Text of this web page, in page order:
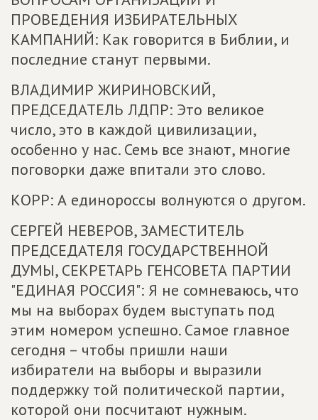
ПРОВЕДЕНИЯ ИЗБИРАТЕЛЬНЫХ
КАМПАНИЙ: Как говорится в Библии, и
последние станут первыми.
ВЛАДИМИР ЖИРИНОВСКИЙ,
ПРЕДСЕДАТЕЛЬ ЛДПР: Это великое
число, это в каждой цивилизации,
особенно у нас. Семь все знают, многие
поговорки даже впитали это слово.
КОРР: А единороссы волнуются о другом.
СЕРГЕЙ НЕВЕРОВ, ЗАМЕСТИТЕЛЬ
ПРЕДСЕДАТЕЛЯ ГОСУДАРСТВЕННОЙ
ДУМЫ, СЕКРЕТАРЬ ГЕНСОВЕТА ПАРТИИ
"ЕДИНАЯ РОССИЯ": Я не сомневаюсь, что
мы на выборах будем выступать под
этим номером успешно. Самое главное
сегодня – чтобы пришли наши
избиратели на выборы и выразили
поддержку той политической партии,
которой они посчитают нужным.